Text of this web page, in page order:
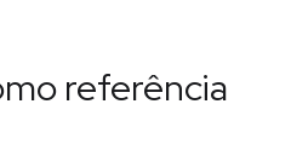
referência